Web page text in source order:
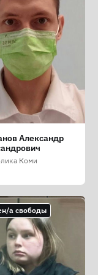
Борис
Коми
Александр
Коми
а свободы
а свободы